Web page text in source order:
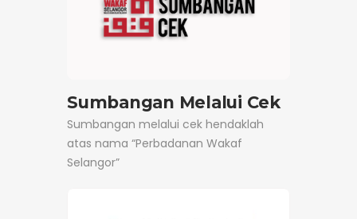
Sumbangan Melalui Cek
Sumbangan melalui cek hendaklah
atas nama “Perbadanan Wakaf
Selangor”